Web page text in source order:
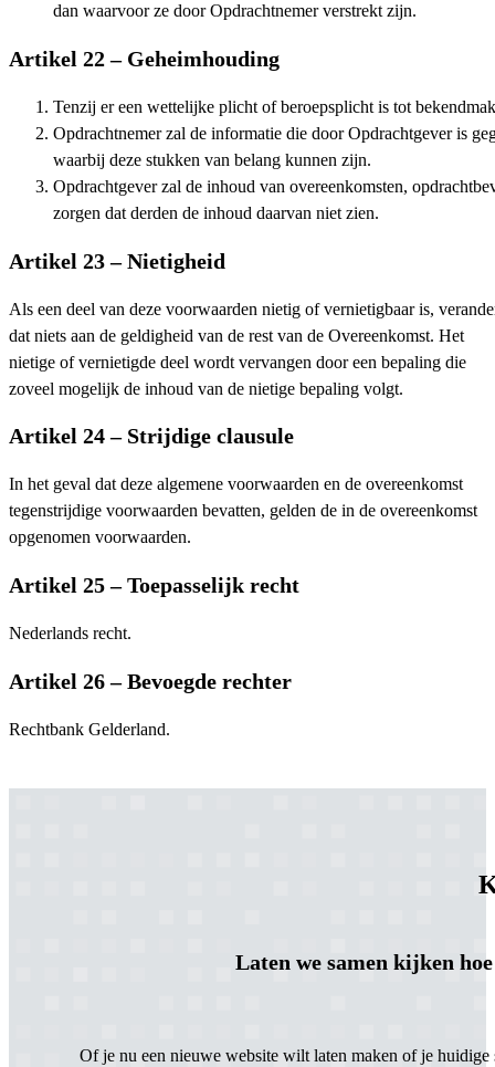
dan waarvoor ze door Opdrachtnemer verstrekt zijn.
Artikel 22 – Geheimhouding
Tenzij er een wettelijke plicht of beroepsplicht is tot
Opdrachtnemer zal de informatie die door Opdrachtgever is
waarbij deze stukken van belang kunnen zijn.
Opdrachtgever zal de inhoud van overeenkomsten,
zorgen dat derden de inhoud daarvan niet zien.
Artikel 23 – Nietigheid
Als een deel van deze voorwaarden nietig of vernietigbaar is,
dat niets aan de geldigheid van de rest van de Overeenkomst. Het
nietige of vernietigde deel wordt vervangen door een bepaling die
zoveel mogelijk de inhoud van de nietige bepaling volgt.
Artikel 24 – Strijdige clausule
In het geval dat deze algemene voorwaarden en de overeenkomst
tegenstrijdige voorwaarden bevatten, gelden de in de overeenkomst
opgenomen voorwaarden.
Artikel 25 – Toepasselijk recht
Nederlands recht.
Artikel 26 – Bevoegde rechter
Rechtbank Gelderland.
Laten we samen kijken
Of je nu een nieuwe website wilt laten maken of je